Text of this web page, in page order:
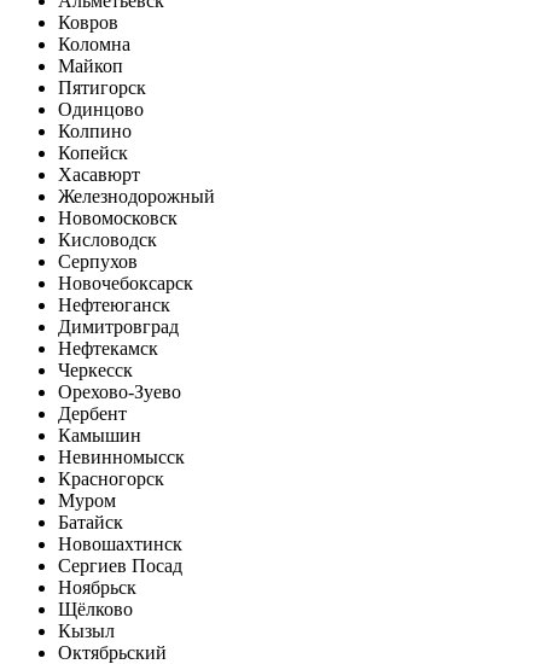
Ковров
Коломна
Майкоп
Пятигорск
Одинцово
Колпино
Копейск
Хасавюрт
Железнодорожный
Новомосковск
Кисловодск
Серпухов
Новочебоксарск
Нефтеюганск
Димитровград
Нефтекамск
Черкесск
Орехово-Зуево
Дербент
Камышин
Невинномысск
Красногорск
Муром
Батайск
Новошахтинск
Сергиев Посад
Ноябрьск
Щёлково
Кызыл
Октябрьский